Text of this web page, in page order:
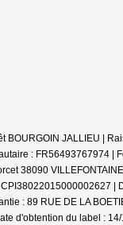
JALLIEU |
: FR56493767974 |
38090
: 89 RUE DE LA
d'obtention du label :